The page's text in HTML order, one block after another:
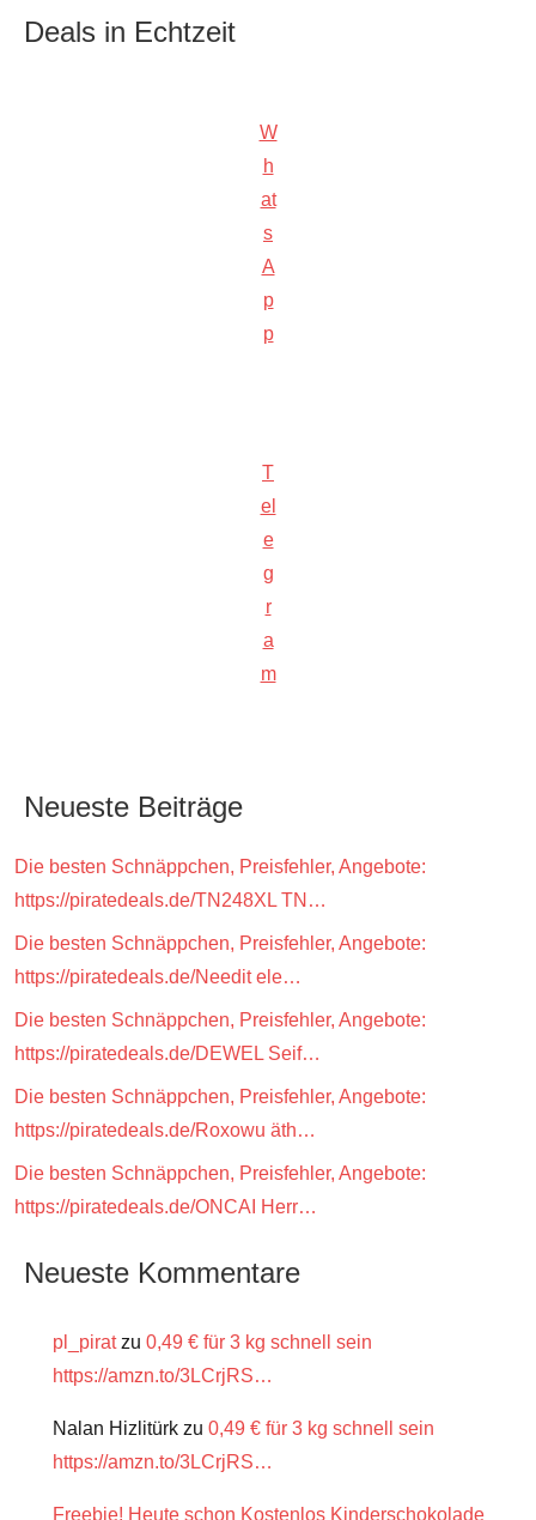
Deals in Echtzeit
W
h
at
s
A
p
p
T
el
e
g
r
a
m
Neueste Beiträge
Die besten Schnäppchen, Preisfehler, Angebote:
https://piratedeals.de/TN248XL TN…
Die besten Schnäppchen, Preisfehler, Angebote:
https://piratedeals.de/Needit ele…
Die besten Schnäppchen, Preisfehler, Angebote:
https://piratedeals.de/DEWEL Seif…
Die besten Schnäppchen, Preisfehler, Angebote:
https://piratedeals.de/Roxowu äth…
Die besten Schnäppchen, Preisfehler, Angebote:
https://piratedeals.de/ONCAI Herr…
Neueste Kommentare
pl_piratzu 0,49 € für 3 kg schnell sein
https://amzn.to/3LCrjRS…
Nalan Hizlitürk zu 0,49 € für 3 kg schnell sein
https://amzn.to/3LCrjRS…
Freebie! Heute schon Kostenlos Kinderschokolade